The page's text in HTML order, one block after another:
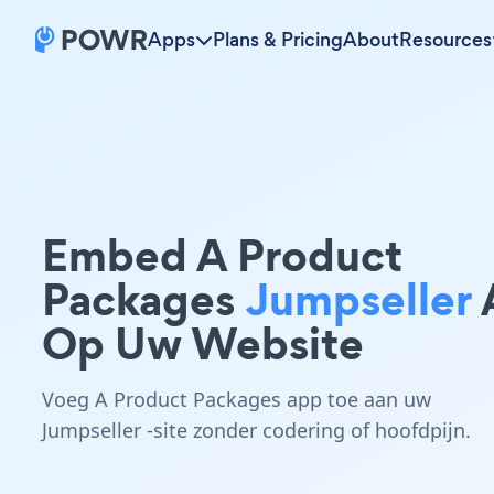
Apps Plans & PricingAboutResources
Embed A Product
PackagesJumpseller
Op Uw Website
Voeg A Product Packages app toe aan uw
Jumpseller -site zonder codering of hoofdpijn.